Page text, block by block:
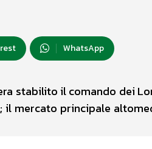
WhatsApp
stabilito il comando dei
mercato principale